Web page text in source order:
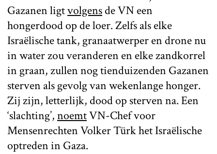
Gazanen ligtvolgensde VN een
hongerdood op de loer. Zelfs als elke
Israëlische tank, granaatwerper en drone nu
in water zou veranderen en elke zandkorrel
in graan, zullen nog tienduizenden Gazanen
sterven als gevolg van wekenlange honger.
Zij zijn, letterlijk, dood op sterven na. Een
‘slachting’,noemtVN-Chef voor
Mensenrechten Volker Türk het Israëlische
optreden in Gaza.